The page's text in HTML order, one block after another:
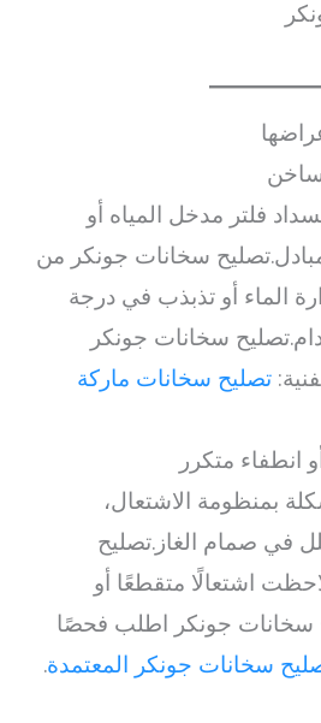
فلتر مدخل المياه أو
سخانات جونكر من
الماء أو تذبذب في درجة
سخانات جونكر
تصليح سخانات ماركة
انطفاء متكرر
بمنظومة الاشتعال،
في صمام الغاز.تصليح
اشتعالًا متقطعًا أو
سخانات جونكر اطلب فحصًا
سخانات جونكر المعتمدة.